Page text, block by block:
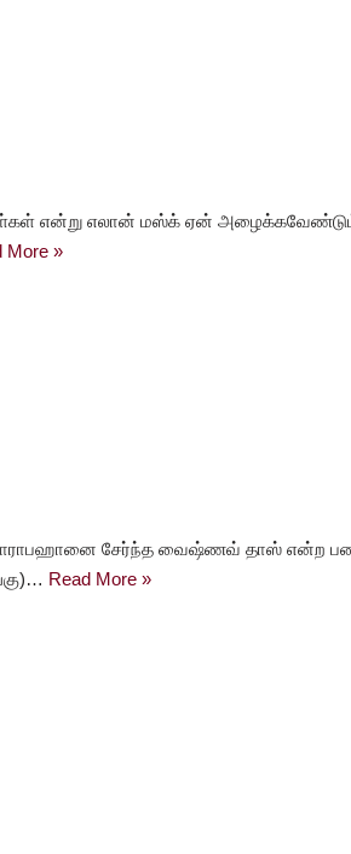
என்று எலான் மஸ்க் ஏன்
More »
சேர்ந்த வைஷ்ணவ் தாஸ் என்ற
Read More »